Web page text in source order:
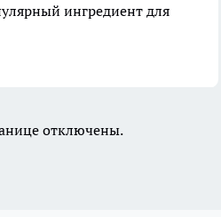
ингредиент для
отключены.